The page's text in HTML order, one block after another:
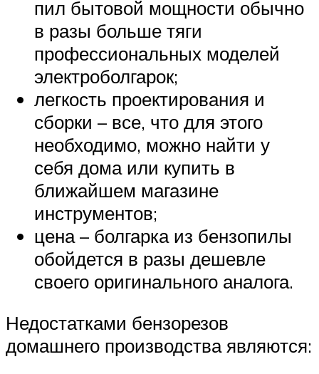
пил бытовой мощности обычно
в разы больше тяги
профессиональных моделей
электроболгарок;
легкость проектирования и
сборки – все, что для этого
необходимо, можно найти у
себя дома или купить в
ближайшем магазине
инструментов;
цена – болгарка из бензопилы
обойдется в разы дешевле
своего оригинального аналога.
Недостатками бензорезов
домашнего производства являются: